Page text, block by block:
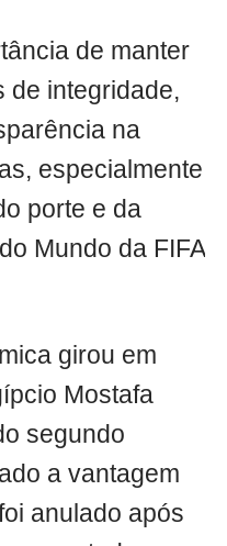
de manter
de integridade,
na
especialmente
porte e da
Mundo da FIFA
girou em
Mostafa
segundo
a vantagem
anulado após